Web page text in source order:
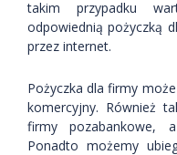
takim przypadku
odpowiednią pożyczką
przez internet.
Pożyczka dla firmy
komercyjny. Również
firmy pozabankowe,
Ponadto możemy